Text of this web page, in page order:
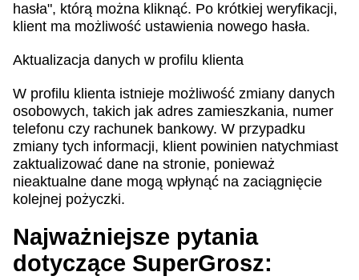
hasła", którą można kliknąć. Po krótkiej weryfikacji,
klient ma możliwość ustawienia nowego hasła.
Aktualizacja danych w profilu klienta
W profilu klienta istnieje możliwość zmiany danych
osobowych, takich jak adres zamieszkania, numer
telefonu czy rachunek bankowy. W przypadku
zmiany tych informacji, klient powinien natychmiast
zaktualizować dane na stronie, ponieważ
nieaktualne dane mogą wpłynąć na zaciągnięcie
kolejnej pożyczki.
Najważniejsze pytania
dotyczące SuperGrosz: